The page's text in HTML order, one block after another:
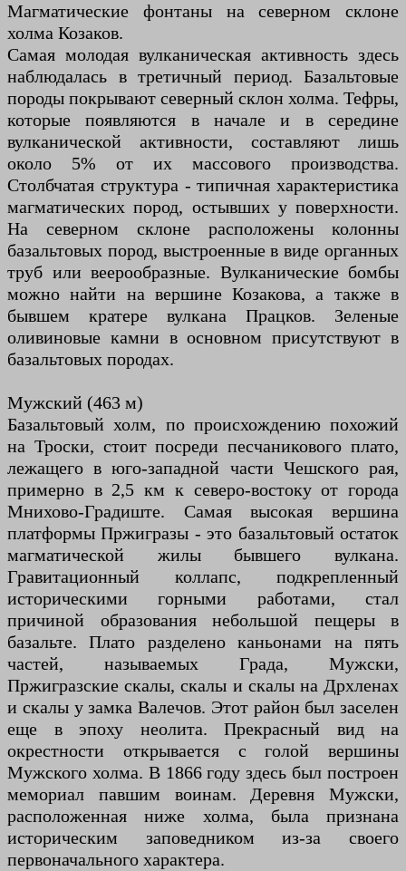
Магматические фонтаны на северном склоне
холма Козаков.
Самая молодая вулканическая активность здесь
наблюдалась в третичный период. Базальтовые
породы покрывают северный склон холма. Тефры,
которые появляются в начале и в середине
вулканической активности, составляют лишь
около 5% от их массового производства.
Столбчатая структура - типичная характеристика
магматических пород, остывших у поверхности.
На северном склоне расположены колонны
базальтовых пород, выстроенные в виде органных
труб или веерообразные. Вулканические бомбы
можно найти на вершине Козакова, а также в
бывшем кратере вулкана Працков. Зеленые
оливиновые камни в основном присутствуют в
базальтовых породах.
Мужский (463 м)
Базальтовый холм, по происхождению похожий
на Троски, стоит посреди песчаникового плато,
лежащего в юго-западной части Чешского рая,
примерно в 2,5 км к северо-востоку от города
Мнихово-Градиште. Самая высокая вершина
платформы Пржигразы - это базальтовый остаток
магматической жилы бывшего вулкана.
Гравитационный коллапс, подкрепленный
историческими горными работами, стал
причиной образования небольшой пещеры в
базальте. Плато разделено каньонами на пять
частей, называемых Града, Мужски,
Пржигразские скалы, скалы и скалы на Дрхленах
и скалы у замка Валечов. Этот район был заселен
еще в эпоху неолита. Прекрасный вид на
окрестности открывается с голой вершины
Мужского холма. В 1866 году здесь был построен
мемориал павшим воинам. Деревня Мужски,
расположенная ниже холма, была признана
историческим заповедником из-за своего
первоначального характера.